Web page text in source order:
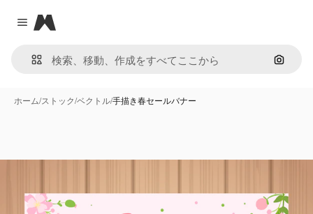
Close menu
Magnific
画像で
ホーム/ストック/ベクトル/手描き春セールバナー